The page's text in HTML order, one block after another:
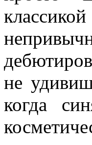
не
когда